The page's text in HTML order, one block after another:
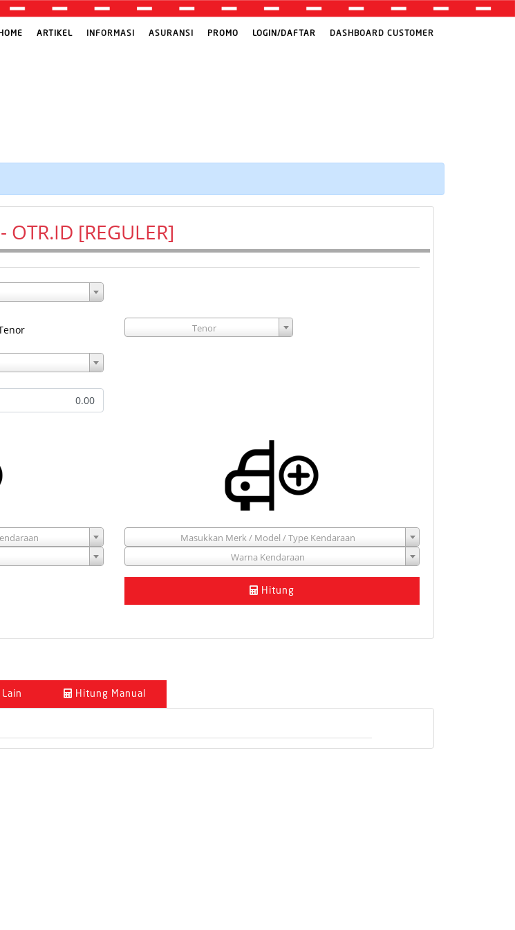
HOME ARTIKEL INFORMASI ASURANSI PROMO LOGIN/DAFTAR DASHBOARD CUSTOMER
[REGULER]
Tenor
Masukkan Merk / Model / Type Kendaraan
Warna Kendaraan